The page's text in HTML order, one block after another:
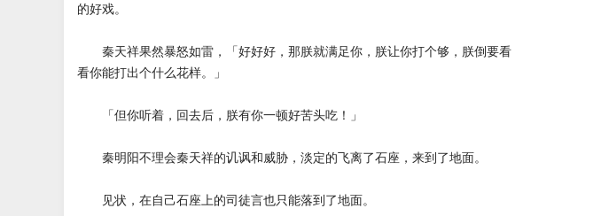
的好戏。
秦天祥果然暴怒如雷，「好好好，那朕就满足你，朕让你打个够，朕倒要看
看你能打出个什么花样。」
「但你听着，回去后，朕有你一顿好苦头吃！」
秦明阳不理会秦天祥的讥讽和威胁，淡定的飞离了石座，来到了地面。
见状，在自己石座上的司徒言也只能落到了地面。